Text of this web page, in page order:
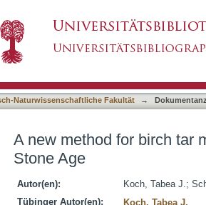
Naturwissenschaftliche Fakultät →
A new method for birch tar
Stone Age
Autor(en): Koch, Tabea J.;
Tübinger Autor(en):
Koch, Tabea J.